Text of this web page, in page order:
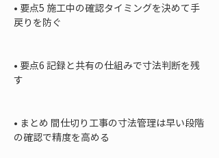
• 要点5 施工中の確認タイミングを決めて手
戻りを防ぐ
• 要点6 記録と共有の仕組みで寸法判断を残
す
• まとめ 間仕切り工事の寸法管理は早い段階
の確認で精度を高める